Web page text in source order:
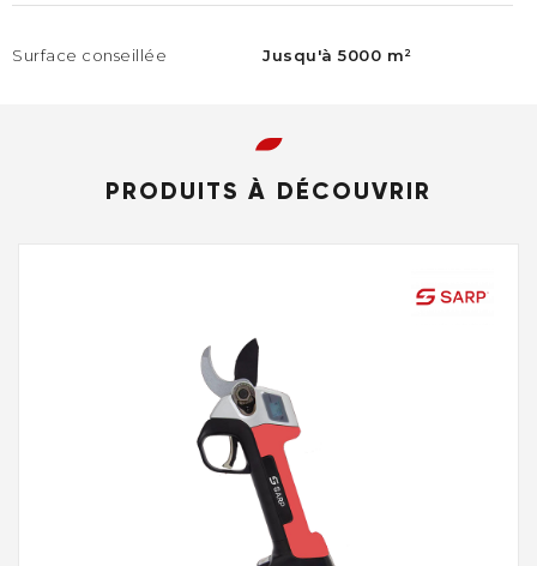
Surface conseillée Jusqu'à 5000 m²
PRODUITS À DÉCOUVRIR